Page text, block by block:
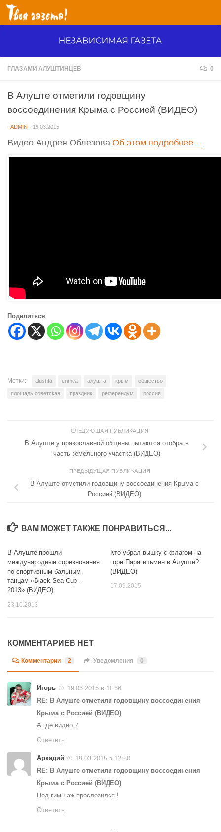
Перейти к содержимому
ГЛАЗАМИ АЛУШТИНЦЕВ 0
В Алуште отметили годовщину
воссоединения Крыма с Россией (ВИДЕО)
- ADMIN · 19.03.2015
Видео Андрея Облезова Об этом подробнее…
Поделиться
Метки: alushta crimea алушта крым общество
площадь советская праздник референдум россия
СЛЕДУЮЩАЯ ПУБЛИКАЦИЯ
В Алуште у православной общины пытаются отобрать
часть земельного участка (ВИДЕО)
ПРЕДЫДУЩАЯ ПУБЛИКАЦИЯ
В Алуште отметили годовщину воссоединения Крыма с
Россией (ВИДЕО)
ВАМ МОЖЕТ ТАКЖЕ ПОНРАВИТЬСЯ...
В Алуште прошли
международные соревнования
по спортивным бальным
танцам «Black Sea Cup –
2013» (ВИДЕО)
23.10.2013
Кто убрал вышку с флагом на
горе Парагильмен в Алуште?
(ВИДЕО)
17.09.2015
КОММЕНТАРИЕВ НЕТ
Комментарии 2 Уведомления 0
Игорь
19.03.2015 в 11:36
RE: В Алуште отметили годовщину воссоединения
Крыма с Россией (ВИДЕО)
А где видео ?
Ответить
Аркадий
19.03.2015 в 12:50
RE: В Алуште отметили годовщину воссоединения
Крыма с Россией (ВИДЕО)
Под гимн аж прослезился !
Ответить